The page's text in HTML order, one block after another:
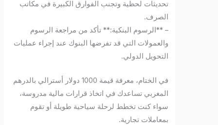
تحديثات لحظية وتجنب الفوارق الكبيرة في مكاتب
الصرف.
– **الرسوم البنكية:** تأكد من مراجعة الرسوم
والعمولات التي قد تفرضها البنوك عند إجراء عمليات
التحويل الدولي.
في الختام، معرفة قيمة 1000 دولار أسترالي بالدرهم
المغربي تساعدك في اتخاذ قرارات مالية مدروسة،
سواء كنت تخطط لرحلة سياحية طويلة أو تقوم
بمعاملات تجارية.